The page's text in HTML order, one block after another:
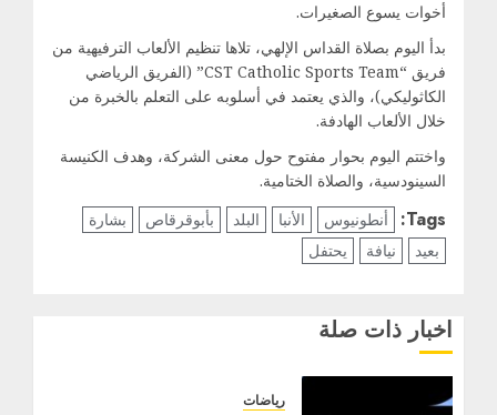
أخوات يسوع الصغيرات.
بدأ اليوم بصلاة القداس الإلهي، تلاها تنظيم الألعاب الترفيهية من
فريق “CST Catholic Sports Team” (الفريق الرياضي
الكاثوليكي)، والذي يعتمد في أسلوبه على التعلم بالخبرة من
خلال الألعاب الهادفة.
واختتم اليوم بحوار مفتوح حول معنى الشركة، وهدف الكنيسة
السينودسية، والصلاة الختامية.
Tags: أنطونيوس الأنبا البلد بأبوقرقاص
بشارة
بعيد
نيافة يحتفل
اخبار ذات صلة
رياضات